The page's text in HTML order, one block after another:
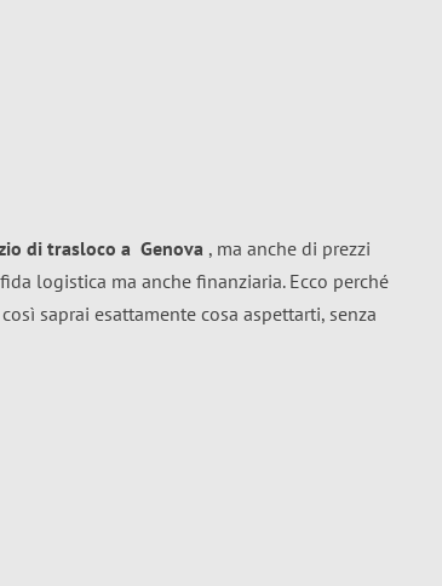
di trasloco a Genova , ma anche di prezzi
logistica ma anche finanziaria. Ecco perché
così saprai esattamente cosa aspettarti, senza